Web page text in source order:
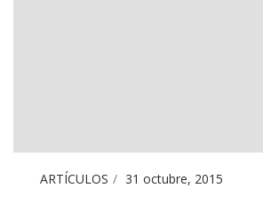
ARTÍCULOS 31 octubre, 2015